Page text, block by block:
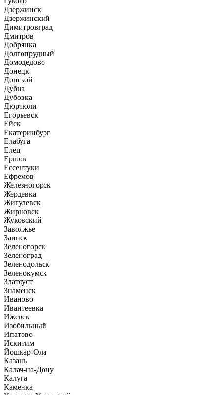
Дзержинск
Дзержинский
Димитровград
Дмитров
Добрянка
Долгопрудный
Домодедово
Донецк
Донской
Дубна
Дубовка
Дюртюли
Егорьевск
Ейск
Екатеринбург
Елабуга
Елец
Ершов
Ессентуки
Ефремов
Железногорск
Жердевка
Жигулевск
Жирновск
Жуковский
Заволжье
Заинск
Зеленогорск
Зеленоград
Зеленодольск
Зеленокумск
Златоуст
Знаменск
Иваново
Ивантеевка
Ижевск
Изобильный
Ипатово
Искитим
Йошкар-Ола
Казань
Калач-на-Дону
Калуга
Каменка